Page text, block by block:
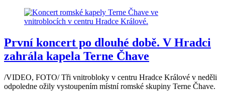
První koncert po dlouhé době. V Hradci
zahrála kapela Terne Čhave
/VIDEO, FOTO/ Tři vnitrobloky v centru Hradce Králové v neděli
odpoledne ožily vystoupením místní romské skupiny Terne Čhave.